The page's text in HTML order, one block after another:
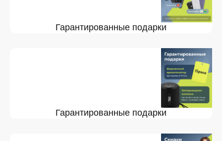
Гарантированные подарки
Гарантированные подарки